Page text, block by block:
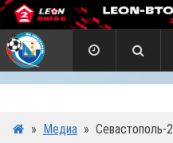
» Медиа » Севастополь-2